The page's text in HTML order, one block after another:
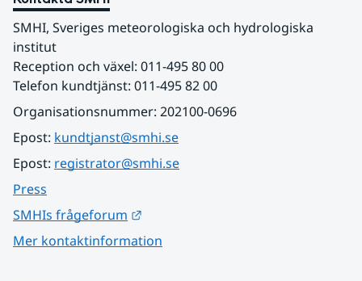
SMHI, Sveriges meteorologiska och hydrologiska
institut
Reception och växel: 011-495 80 00
Telefon kundtjänst: 011-495 82 00
Organisationsnummer: 202100-0696
Epost: kundtjanst@smhi.se
Epost: registrator@smhi.se
Press
SMHIs frågeforum
Mer kontaktinformation